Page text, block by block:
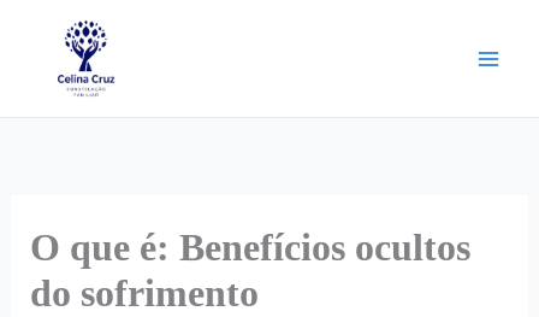
O que é: Benefícios ocultos
do sofrimento